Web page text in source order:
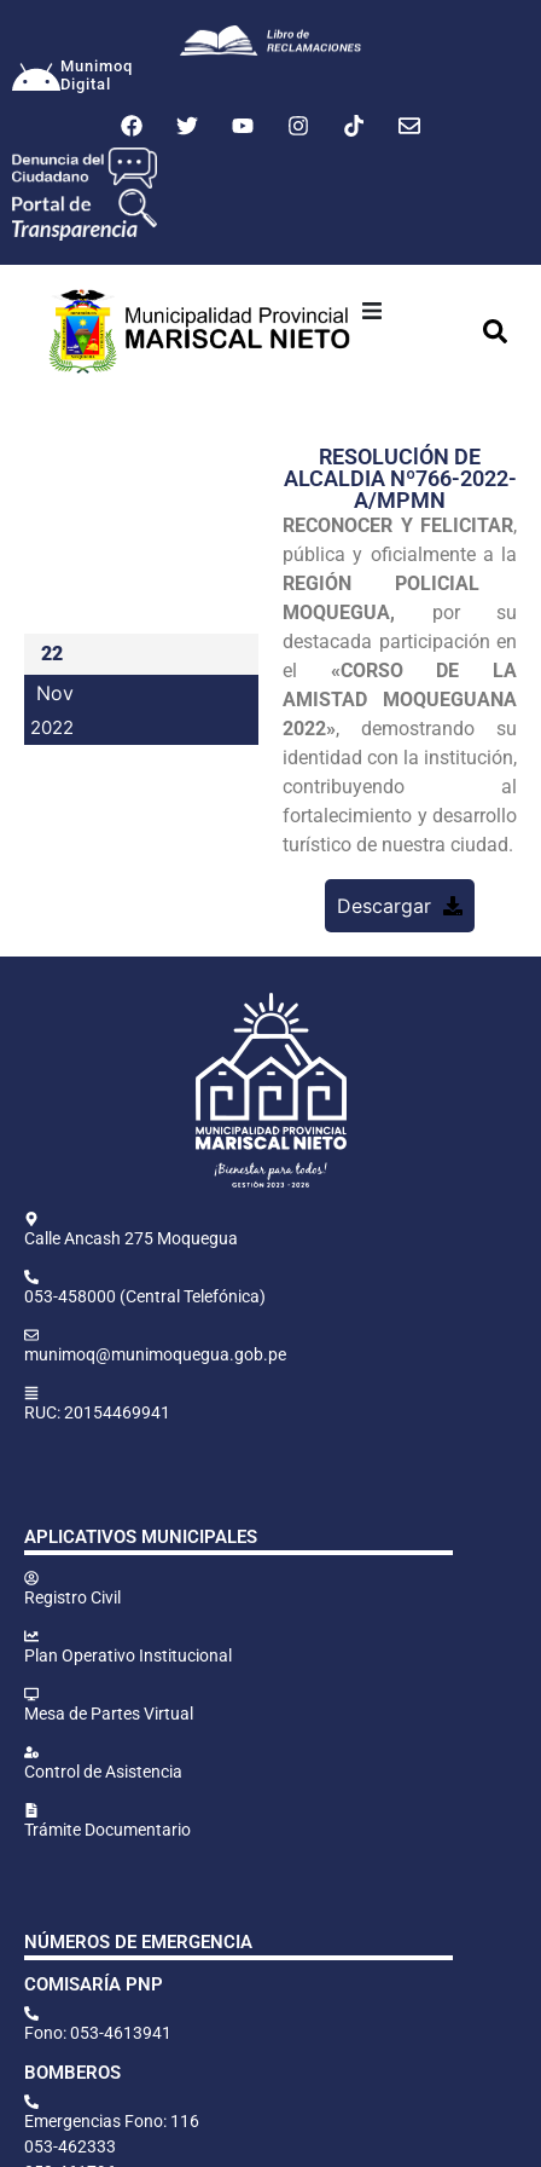
Munimoq
Digital
Transparencia
Seguridad
Programas
Intranet
22
Nov
2022
RESOLUClÓN DE
ALCALDIA Nº766-2022-
A/MPMN
RECONOCER Y FELICITAR,
pública y oficialmente a la
REGIÓN POLICIAL
MOQUEGUA, por su
destacada participación en
el «CORSO DE LA
AMISTAD MOQUEGUANA
2022», demostrando su
identidad con la institución,
contribuyendo al
fortalecimiento y desarrollo
turístico de nuestra ciudad.
Descargar
Calle Ancash 275 Moquegua
053-458000 (Central Telefónica)
munimoq@munimoquegua.gob.pe
RUC: 20154469941
APLICATIVOS MUNICIPALES
Registro Civil
Plan Operativo Institucional
Mesa de Partes Virtual
Control de Asistencia
Trámite Documentario
NÚMEROS DE EMERGENCIA
COMISARÍA PNP
Fono: 053-4613941
BOMBEROS
Emergencias Fono: 116
053-462333